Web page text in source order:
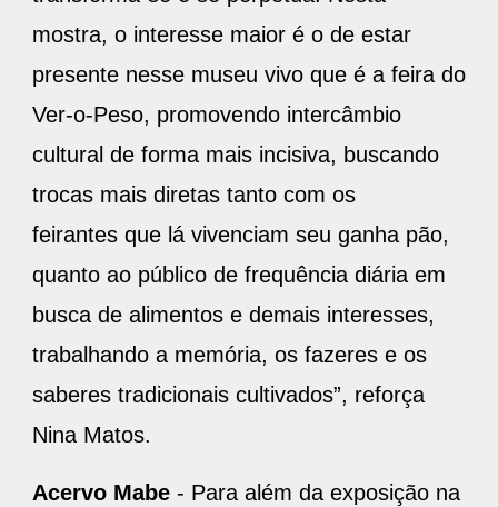
mostra, o interesse maior é o de estar
presente nesse museu vivo que é a feira do
Ver-o-Peso, promovendo intercâmbio
cultural de forma mais incisiva, buscando
trocas mais diretas tanto com os
feirantes que lá vivenciam seu ganha pão,
quanto ao público de frequência diária em
busca de alimentos e demais interesses,
trabalhando a memória, os fazeres e os
saberes tradicionais cultivados”, reforça
Nina Matos.
Acervo Mabe - Para além da exposição na